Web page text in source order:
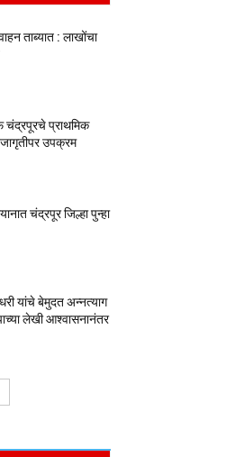
ताब्यात : लाखोंचा
प्राथमिक
उपक्रम
चंद्रपूर जिल्हा पुन्हा
यांचे बेमुदत अन्नत्याग
लेखी आश्वासनानंतर